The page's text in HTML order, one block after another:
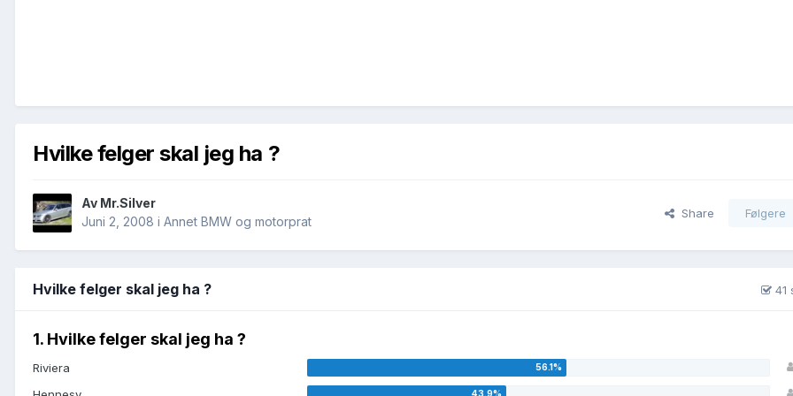
Hvilke felger skal jeg ha ?
Av Mr.Silver
Juni 2, 2008 i Annet BMW og motorprat
Share Følgere
Hvilke felger skal jeg ha ? 41
1. Hvilke felger skal jeg ha ?
Riviera